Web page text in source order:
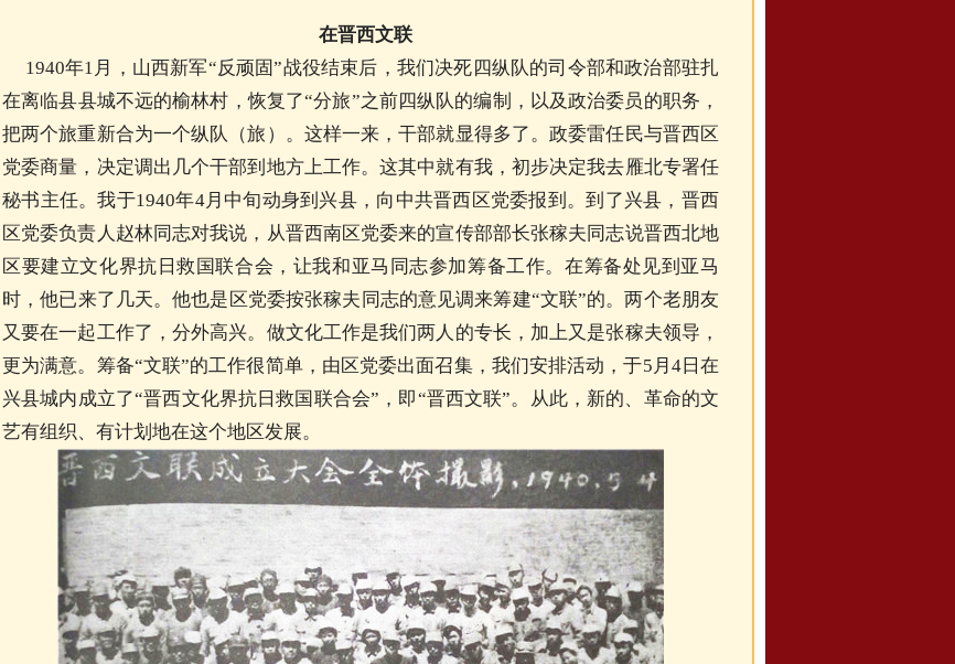
在晋西文联
1940年1月，山西新军“反顽固”战役结束后，我们决死四纵队的司令部和政治部驻扎
在离临县县城不远的榆林村，恢复了“分旅”之前四纵队的编制，以及政治委员的职务，
把两个旅重新合为一个纵队（旅）。这样一来，干部就显得多了。政委雷任民与晋西区
党委商量，决定调出几个干部到地方上工作。这其中就有我，初步决定我去雁北专署任
秘书主任。我于1940年4月中旬动身到兴县，向中共晋西区党委报到。到了兴县，晋西
区党委负责人赵林同志对我说，从晋西南区党委来的宣传部部长张稼夫同志说晋西北地
区要建立文化界抗日救国联合会，让我和亚马同志参加筹备工作。在筹备处见到亚马
时，他已来了几天。他也是区党委按张稼夫同志的意见调来筹建“文联”的。两个老朋友
又要在一起工作了，分外高兴。做文化工作是我们两人的专长，加上又是张稼夫领导，
更为满意。筹备“文联”的工作很简单，由区党委出面召集，我们安排活动，于5月4日在
兴县城内成立了“晋西文化界抗日救国联合会”，即“晋西文联”。从此，新的、革命的文
艺有组织、有计划地在这个地区发展。